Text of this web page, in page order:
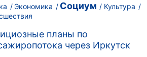
Экономика Социум
Культура
планы по
через Иркутск